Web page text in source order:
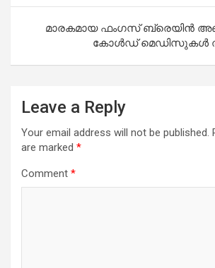
മാരകമായ ഫംഗസ് ബ്രെയിൻ
കോൾഡ് മെഡിസുകൾ
Leave a Reply
Your email address will not be published.
are marked *
Comment *